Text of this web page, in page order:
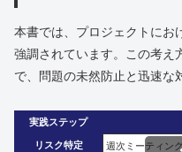
本書では、プロジェクトにお
強調されています。この考え
で、問題の未然防止と迅速な
実践ステップ
リスク特定 週次ミーティン